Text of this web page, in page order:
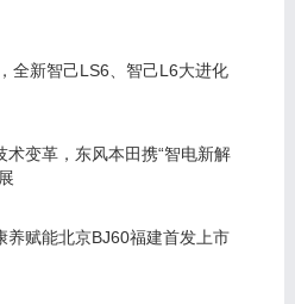
全新智己LS6、智己L6大进化
术变革，东风本田携“智电新解
养赋能北京BJ60福建首发上市